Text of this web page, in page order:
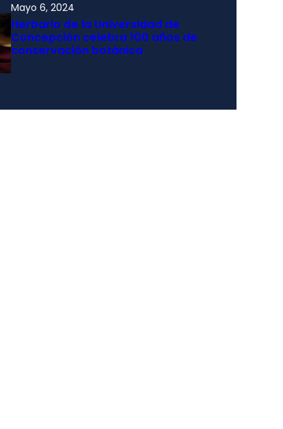
Mayo 6, 2024
Herbario de la Universidad de
Concepción celebra 100 años de
conservación botánica